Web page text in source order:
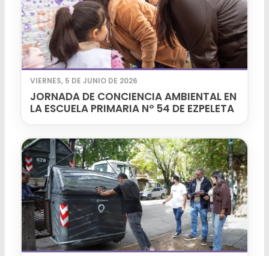
VIERNES, 5 DE JUNIO DE 2026
JORNADA DE CONCIENCIA AMBIENTAL EN
LA ESCUELA PRIMARIA Nº 54 DE EZPELETA